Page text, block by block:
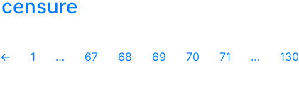
censure
← 1 … 67 68 69 70 71 … 130